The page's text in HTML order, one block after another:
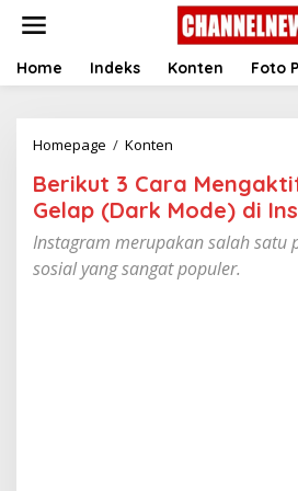
t
Home Indeks Konten Foto
Homepage / Konten
r
i
u
t
3
Berikut 3 Cara
Gelap (Dark Mode) di
Instagram merupakan salah satu
sosial yang sangat populer.